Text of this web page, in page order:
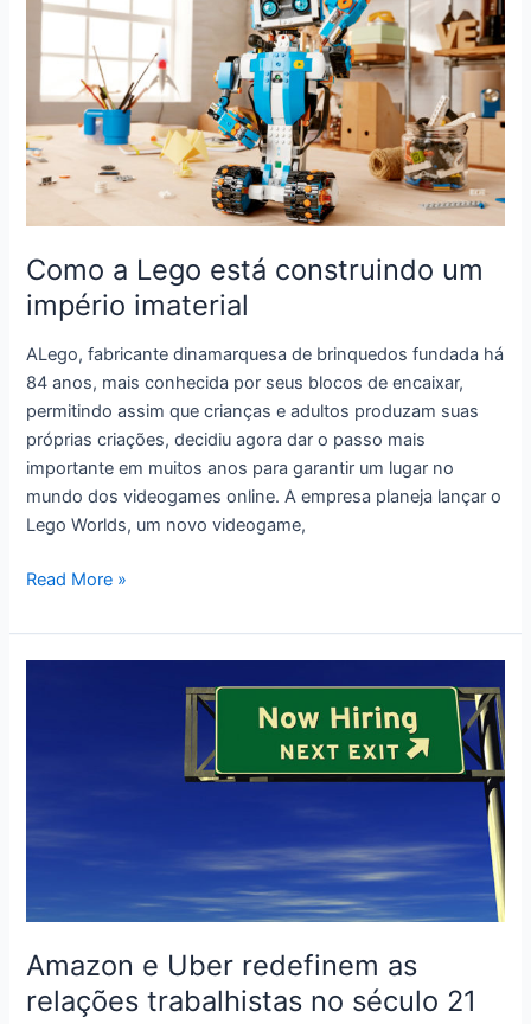
como
empresas
escolhem
onde
se
Como a Lego está construindo um
império imaterial
ALego, fabricante dinamarquesa de brinquedos fundada há
84 anos, mais conhecida por seus blocos de encaixar,
permitindo assim que crianças e adultos produzam suas
próprias criações, decidiu agora dar o passo mais
importante em muitos anos para garantir um lugar no
mundo dos videogames online. A empresa planeja lançar o
Lego Worlds, um novo videogame,
Como
Lego
está
Read More »
Amazon e Uber redefinem as
relações trabalhistas no século 21